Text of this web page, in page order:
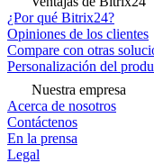
¿Por qué Bitrix24?
Opiniones de los clientes
Compare con otras
Personalización del
Nuestra empresa
Acerca de nosotros
Contáctenos
En la prensa
Legal